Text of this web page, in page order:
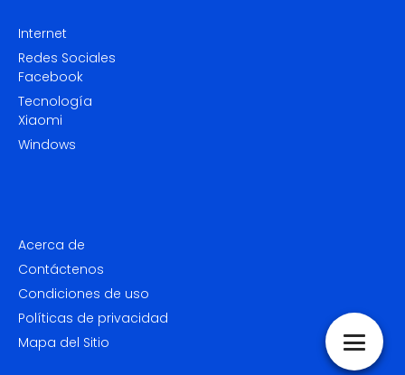
Internet
Redes Sociales
Facebook
Tecnología
Xiaomi
Windows
Acerca de
Contáctenos
Condiciones de uso
Políticas de privacidad
Mapa del Sitio